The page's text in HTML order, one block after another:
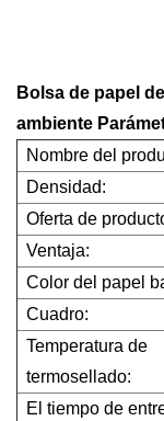
Bolsa de papel
ambiente
Nombre del
Densidad:
Oferta de
Ventaja:
Color del papel
Cuadro:
Temperatura de
termosellado:
El tiempo de